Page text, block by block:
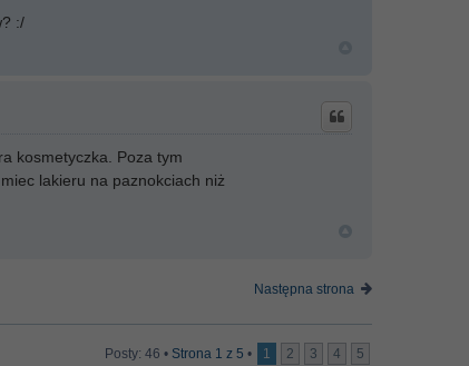
:/
kosmetyczka. Poza tym
lakieru na paznokciach niż
Następna strona
Posty: 46 • Strona 1 z 5 • 1 2 3 4 5